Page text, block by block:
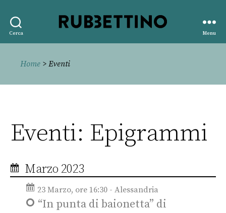
Cerca
editore
Menu
Home > Eventi
Eventi: Epigrammi
Marzo 2023
23 Marzo, ore 16:30 - Alessandria
“In punta di baionetta” di